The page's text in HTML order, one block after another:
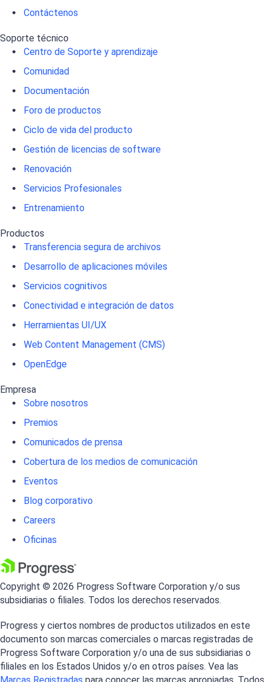
Contáctenos
Soporte técnico
Centro de Soporte y aprendizaje
Comunidad
Documentación
Foro de productos
Ciclo de vida del producto
Gestión de licencias de software
Renovación
Servicios Profesionales
Entrenamiento
Productos
Transferencia segura de archivos
Desarrollo de aplicaciones móviles
Servicios cognitivos
Conectividad e integración de datos
Herramientas UI/UX
Web Content Management (CMS)
OpenEdge
Empresa
Sobre nosotros
Premios
Comunicados de prensa
Cobertura de los medios de comunicación
Eventos
Blog corporativo
Careers
Oficinas
Copyright © 2026 Progress Software Corporation y/o sus
subsidiarias o filiales. Todos los derechos reservados.
Progress y ciertos nombres de productos utilizados en este
documento son marcas comerciales o marcas registradas de
Progress Software Corporation y/o una de sus subsidiarias o
filiales en los Estados Unidos y/o en otros países. Vea las